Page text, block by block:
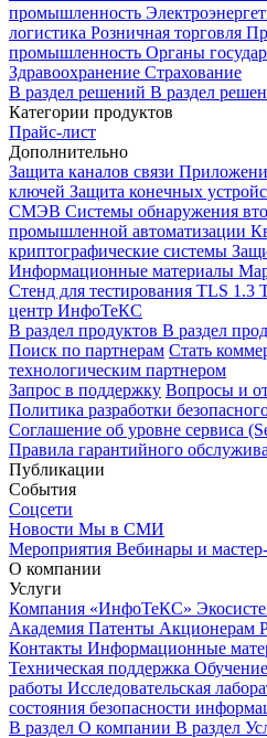
промышленность
логистика Розничная торговля
промышленность Органы
Здравоохранение Страхование
В раздел решений В раздел
Категории продуктов
Прайс-лист
Дополнительно
Защита каналов связи
ключей Защита конечных
СМЭВ Системы обнаружения
промышленной автоматизации
криптографические системы
Информационные материалы
Стенд для тестирования TLS 1.3
центр ИнфоТеКС
В раздел продуктов В раздел
Поиск по партнерам Стать
технологическим партнером
Запрос в поддержку Вопросы и
Политика разработки
Соглашение об уровне сервиса
Правила гарантийного
Публикации
События
Соцсети
Новости Мы в СМИ
Мероприятия Вебинары и
О компании
Услуги
Компания «ИнфоТеКС»
Академия Патенты Акционерам
Контакты Информационные
Техническая поддержка
работы Исследовательская
состояния безопасности
В раздел О компании В раздел